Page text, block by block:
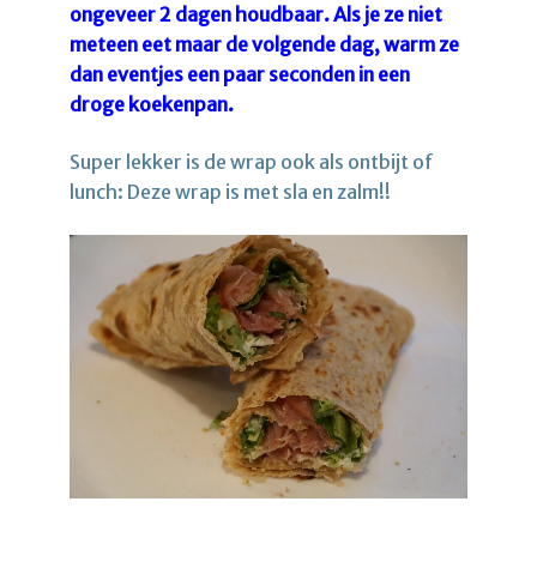
ongeveer 2 dagen houdbaar. Als je ze niet
meteen eet maar de volgende dag, warm ze
dan eventjes een paar seconden in een
droge koekenpan.
Super lekker is de wrap ook als ontbijt of
lunch: Deze wrap is met sla en zalm!!